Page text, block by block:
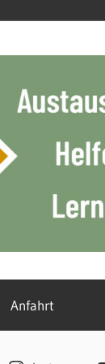
Anfahrt